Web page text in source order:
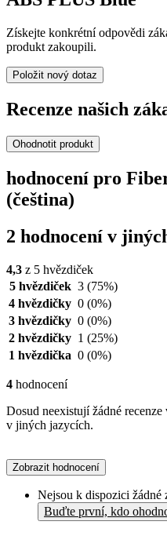
Získejte konkrétní odpovědi
produkt zakoupili.
Položit nový dotaz
Recenze našich
Ohodnotit produkt
hodnocení pro
(čeština)
2 hodnocení v
4,3 z 5 hvězdiček
5 hvězdiček 3 (75%)
4 hvězdičky 0 (0%)
3 hvězdičky 0 (0%)
2 hvězdičky 1 (25%)
1 hvězdička 0 (0%)
4 hodnocení
Dosud neexistují žádné
v jiných jazycích.
Zobrazit hodnocení
Nejsou k dispozici žádné
Buďte první, kdo